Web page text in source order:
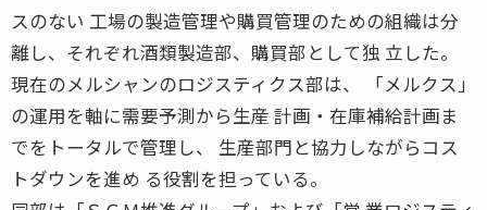
スのない 工場の製造管理や購買管理のための組織は分
離し、それぞれ酒類製造部、購買部として独 立した。
現在のメルシャンのロジスティクス部は、 「メルクス」
の運用を軸に需要予測から生産 計画・在庫補給計画ま
でをトータルで管理し、 生産部門と協力しながらコス
トダウンを進め る役割を担っている。